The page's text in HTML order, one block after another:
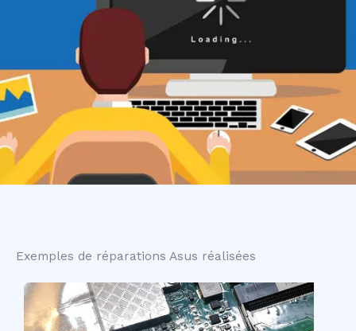
Exemples de réparations Asus réalisées